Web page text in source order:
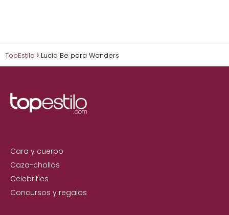
TopEstilo Lucía Be para Wonders
Cara y cuerpo
Caza-chollos
Celebrities
Concursos y regalos